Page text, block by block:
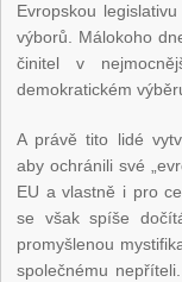
Evropskou
výborů. Málokoho
činitel v
demokratickém
A právě tito lidé
aby ochránili své
EU a vlastně i pro
se však spíše
promyšlenou
společnému